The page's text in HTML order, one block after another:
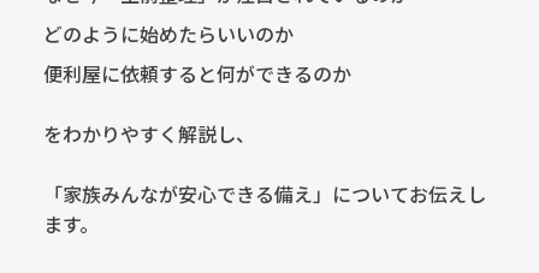
どのように始めたらいいのか
便利屋に依頼すると何ができるのか
をわかりやすく解説し、
「家族みんなが安心できる備え」についてお伝えし
ます。